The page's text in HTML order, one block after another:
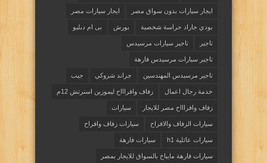
ايجار سيارات بدون سواق مصر ايجار سيارات مصر
بودي جاراد حراسة شخصية بورش بى ام دبليو
تاجير تاجير سيارات مرسيدس
تاجير سيارات مرسيدس فارهة
تاجير مرسيدس المهندسين جراند شروكي جيب
خدمة رجال اعمال زفاف وافراااح ليموزين اسنرتش 12م
زفاف وافراااح مصر للايجار سيارات
سيارات الزفاف والافراح سيارات زفاف وافراح
سيارات عائلية h1 سيارات فارهة
سيارات فارهة مايباخ بالسواق للايجار بمصر